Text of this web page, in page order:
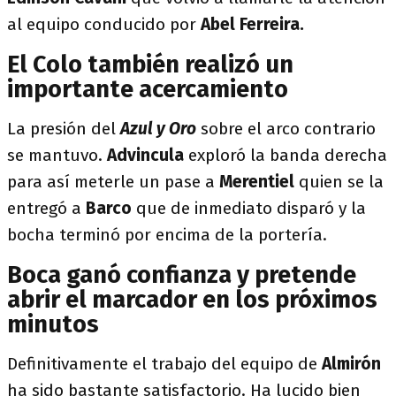
al equipo conducido porAbel Ferreira.
El Colo también realizó un
importante acercamiento
La presión delAzul y Oro sobre el arco contrario
se mantuvo.Advincula exploró la banda derecha
para así meterle un pase a Merentiel quien se la
entregó a Barco que de inmediato disparó y la
bocha terminó por encima de la portería.
Boca ganó confianza y pretende
abrir el marcador en los próximos
minutos
Definitivamente el trabajo del equipo de Almirón
ha sido bastante satisfactorio. Ha lucido bien